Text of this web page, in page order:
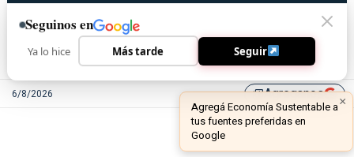
6/8/2026 library_addAgreganos
Seguinos en
Ya lo hice Más tarde Seguir